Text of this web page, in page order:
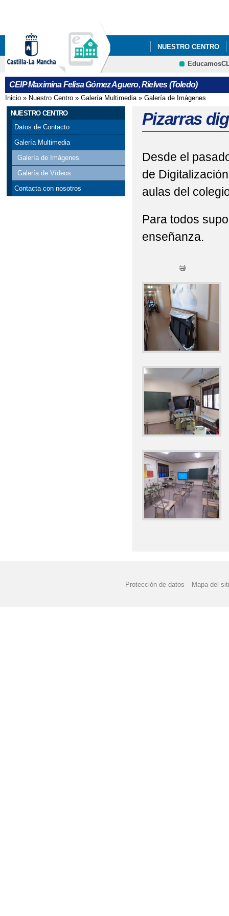
NUESTRO CENTRO
BILINGÜISMO
CRFP
CEIP Maximina Felisa Gómez Aguero, Rielves (Toledo)
Se encuentra usted aquí
Inicio » Nuestro Centro » Galería Multimedia» Galería de Imágenes
NUESTRO CENTRO
Datos de Contacto
Galería Multimedia
Galería de Imágenes
Galería de Vídeos
Contacta con nosotros
Pizarras
Desde el
de
aulas del
Para todos
enseñanza.
Protección de datos Mapa del